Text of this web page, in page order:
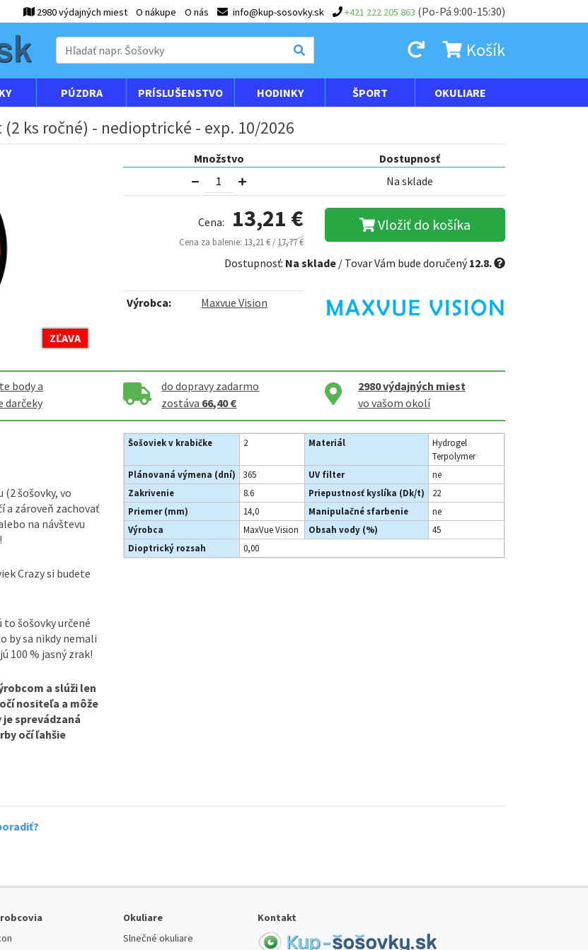
2980 výdajných miest O nákupe O nás info@kup-sosovky.sk +421 222 205 863 (Po-Pá 9:00-15:30)
Košík
PÚZDRA PRÍSLUŠENSTVO HODINKY ŠPORT OKULIARE
(2 ks ročné) - nedioptrické - exp. 10/2026
ZĽAVA
Množstvo
Dostupnosť
Na sklade
Cena: 13,21 €
Cena za balenie: 13,21 € /17,77 €
Vložiť do košíka
Dostupnosť: Na sklade / Tovar Vám bude doručený12.8.
Výrobca: Maxvue Vision
body a
darčeky
do dopravy zadarmo
zostáva 66,40 €
2980výdajných miest
vo vašom okolí
šošovky, vo
a zároveň zachovať
na návštevu
Crazy si budete
to šošovky určené
by sa nikdy nemali
100 % jasný zrak!
a slúži len
nositeľa a môže
sprevádzaná
očí ľahšie
Šošoviek v krabičke 2 Materiál
Hydrogel
Terpolymer
Plánovaná výmena (dní)
365 UV filter
ne
Zakrivenie
8.6 Priepustnosť kyslíka (Dk/t)
22
Priemer (mm)
14,0 Manipulačné sfarbenie
ne
Výrobca
MaxVue Vision Obsah vody (%)
45
Dioptrický rozsah
0,00
Okuliare
Slnečné okuliare
Kontakt